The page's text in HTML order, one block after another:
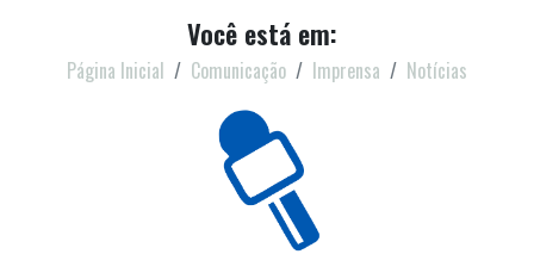
Você está em:
Página Inicial Comunicação Imprensa Notícias